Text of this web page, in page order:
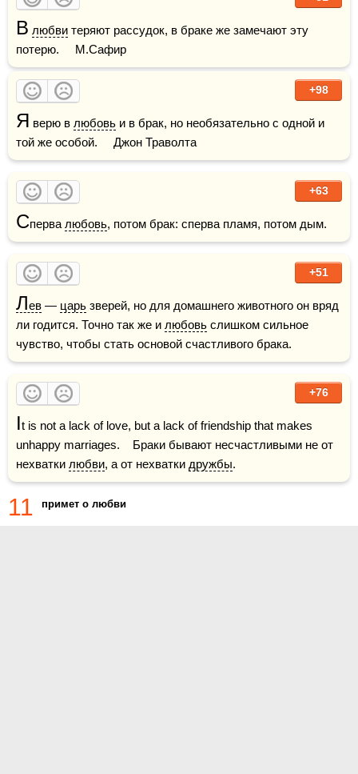
В любви теряют рассудок, в браке же замечают эту
потерю.     М.Сафир
+98
Я верю в любовь и в брак, но необязательно с одной и
той же особой.     Джон Траволта
+63
Сперва любовь, потом брак: сперва пламя, потом дым.
+51
Лев — царь зверей, но для домашнего животного он вряд
ли годится. Точно так же и любовь слишком сильное
чувство, чтобы стать основой счастливого брака.
+76
It is not a lack of love, but a lack of friendship that makes
unhappy marriages.    Браки бывают несчастливыми не от
нехватки любви, а от нехватки дружбы.
11 примет о любви